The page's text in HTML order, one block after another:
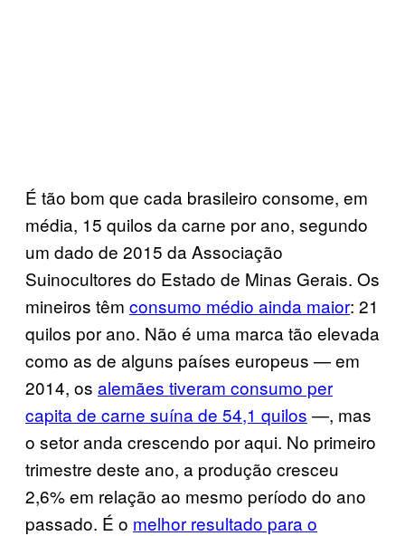
É tão bom que cada brasileiro consome, em
média, 15 quilos da carne por ano, segundo
um dado de 2015 da Associação
Suinocultores do Estado de Minas Gerais. Os
mineiros têm consumo médio ainda maior: 21
quilos por ano. Não é uma marca tão elevada
como as de alguns países europeus — em
2014, os alemães tiveram consumo per
capita de carne suína de 54,1 quilos —, mas
o setor anda crescendo por aqui. No primeiro
trimestre deste ano, a produção cresceu
2,6% em relação ao mesmo período do ano
passado. É o melhor resultado para o